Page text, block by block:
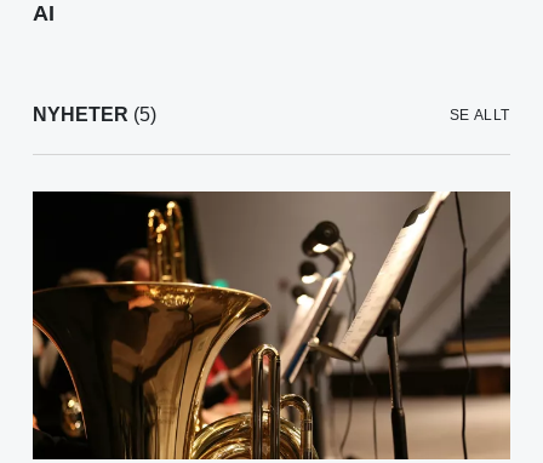
AI
NYHETER (5) SE ALLT